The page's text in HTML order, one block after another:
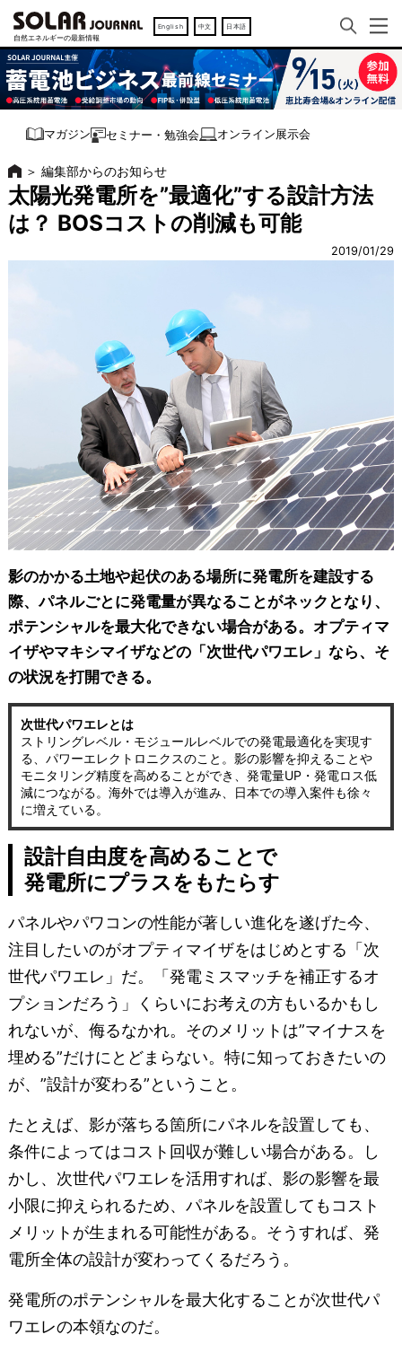
English 中文 日本語
マガジン セミナー・勉強会 オンライン展示会
＞ 編集部からのお知らせ
太陽光発電所を”最適化”する設計方法
は？ BOSコストの削減も可能
2019/01/29
影のかかる土地や起伏のある場所に発電所を建設する
際、パネルごとに発電量が異なることがネックとなり、
ポテンシャルを最大化できない場合がある。オプティマ
イザやマキシマイザなどの「次世代パワエレ」なら、そ
の状況を打開できる。
次世代パワエレとは
ストリングレベル・モジュールレベルでの発電最適化を実現す
る、パワーエレクトロニクスのこと。影の影響を抑えることや
モニタリング精度を高めることができ、発電量UP・発電ロス低
減につながる。海外では導入が進み、日本での導入案件も徐々
に増えている。
設計自由度を高めることで
発電所にプラスをもたらす
パネルやパワコンの性能が著しい進化を遂げた今、
注目したいのがオプティマイザをはじめとする「次
世代パワエレ」だ。「発電ミスマッチを補正するオ
プションだろう」くらいにお考えの方もいるかもし
れないが、侮るなかれ。そのメリットは”マイナスを
埋める”だけにとどまらない。特に知っておきたいの
が、”設計が変わる”ということ。
たとえば、影が落ちる箇所にパネルを設置しても、
条件によってはコスト回収が難しい場合がある。し
かし、次世代パワエレを活用すれば、影の影響を最
小限に抑えられるため、パネルを設置してもコスト
メリットが生まれる可能性がある。そうすれば、発
電所全体の設計が変わってくるだろう。
発電所のポテンシャルを最大化することが次世代パ
ワエレの本領なのだ。